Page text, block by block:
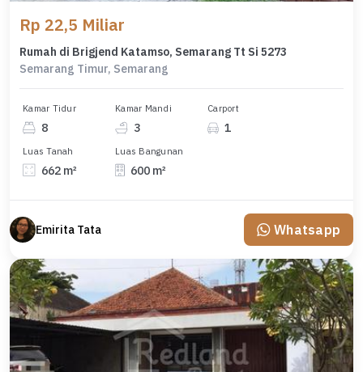
Rp 22,5 Miliar
Rumah di Brigjend Katamso, Semarang Tt Si 5273
Semarang Timur, Semarang
Kamar Tidur
8
Kamar Mandi
3
Carport
1
Luas Tanah
662 m²
Luas Bangunan
600 m²
Emirita Tata Whatsapp